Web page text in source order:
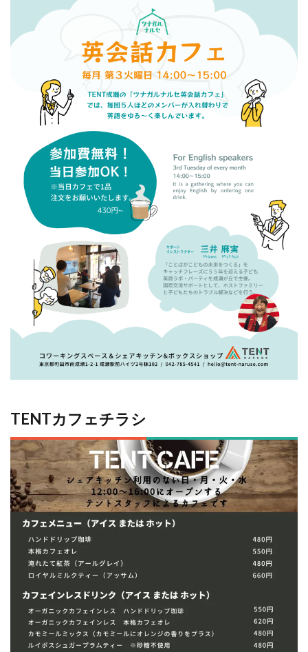
TENTカフェチラシ